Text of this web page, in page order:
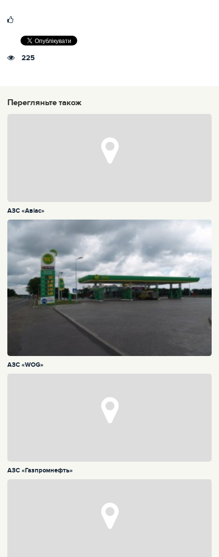
225
Перегляньте також
АЗС «Авiас»
АЗС «WOG»
АЗС «Газпромнефть»